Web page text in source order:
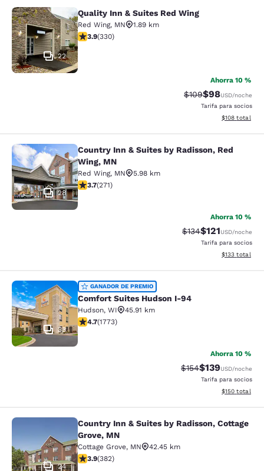
Quality Inn & Suites Red Wing
22
Quality Inn & Suites Red Wing
Red Wing, MN
1.89 km
calificación de 3.94 estrellas. Bueno. 330 reseñas
3.9(330)
Ahorra 10 %
Precio tachado:
$109Precio con
$98USD/noche
Tarifa para socios
Ver detalles
$108 total
Country Inn & Suites by Radisson,
28
Country Inn & Suites by Radisson, Red
Wing, MN
Red Wing, MN
5.98 km
calificación de 3.69 estrellas. Bueno. 271 reseñas
3.7(271)
Ahorra 10 %
Precio tachado:
$134Precio con
$121USD/noche
Tarifa para socios
Ver detalles
$133 total
Comfort Suites Hudson I-94
33
GANADOR DE PREMIO
Comfort Suites Hudson I-94
Hudson, WI
45.91 km
calificación de 4.69 estrellas. Excepcional. 1773
4.7(1773)
Ahorra 10 %
Precio tachado:
$154Precio con
$139USD/noche
Tarifa para socios
Ver detalles
$150 total
Country Inn & Suites by Radisson,
24
Country Inn & Suites by Radisson, Cottage
Grove, MN
Cottage Grove, MN
42.45 km
calificación de 3.9 estrellas. Bueno. 382 reseñas
3.9(382)